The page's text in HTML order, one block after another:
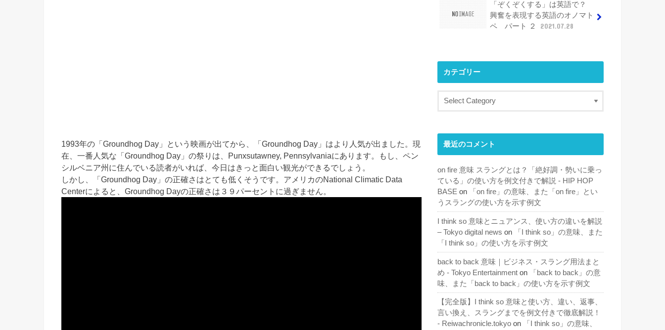
1993年の「Groundhog Day」という映画が出てから、「Groundhog Day」はより人気が出ました。現
在、一番人気な「Groundhog Day」の祭りは、Punxsutawney, Pennsylvaniaにあります。もし、ペン
シルベニア州に住んでいる読者がいれば、今日はきっと面白い観光ができるでしょう。
しかし、「Groundhog Day」の正確さはとても低くそうです。アメリカのNational Climatic Data
Centerによると、Groundhog Dayの正確さは３９パーセントに過ぎません。
「ぞくぞくする」は英語で？
興奮を表現する英語のオノマト
ペ パート ２
2021.07.28
カテゴリー
最近のコメント
on fire 意味 スラングとは？「絶好調・勢いに乗っ
ている」の使い方を例文付きで解説 - HIP HOP
BASE on
「on fire」の意味、また「on fire」とい
うスラングの使い方を示す例文
I think so 意味とニュアンス、使い方の違いを解説
– Tokyo digital news on
「I think so」の意味、また
「I think so」の使い方を示す例文
back to back 意味｜ビジネス・スラング用法まと
め - Tokyo Entertainment on
「back to back」の意
味、また「back to back」の使い方を示す例文
【完全版】I think so 意味と使い方、違い、返事、
言い換え、スラングまでを例文付きで徹底解説！
- Reiwachronicle.tokyo on
「I think so」の意味、